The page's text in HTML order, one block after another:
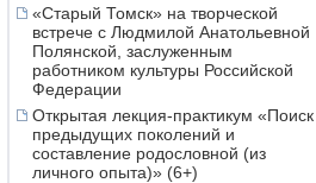
«Старый Томск» на творческой
встрече с Людмилой Анатольевной
Полянской, заслуженным
работником культуры Российской
Федерации
Открытая лекция-практикум «Поиск
предыдущих поколений и
составление родословной (из
личного опыта)» (6+)